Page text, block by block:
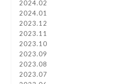
2024.02
2024.01
2023.12
2023.11
2023.10
2023.09
2023.08
2023.07